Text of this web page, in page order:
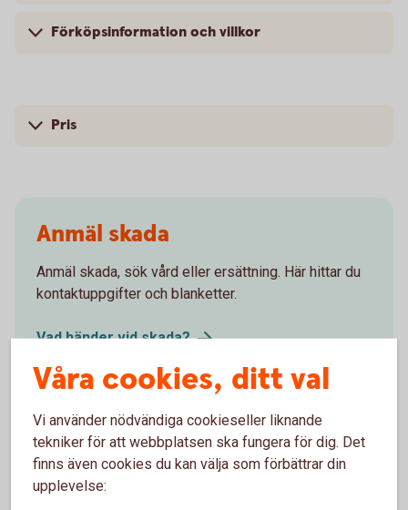
Förköpsinformation och villkor
Pris
Anmäl skada
Anmäl skada, sök vård eller ersättning. Här hittar du
kontaktuppgifter och blanketter.
Vad händer vidskada?
Försäkringsgivare
Tre Kronor Försäkring AB
Våra cookies, ditt val
Vi använder nödvändiga cookieseller liknande
tekniker för att webbplatsen ska fungera för dig. Det
finns även cookies du kan välja som förbättrar din
upplevelse: